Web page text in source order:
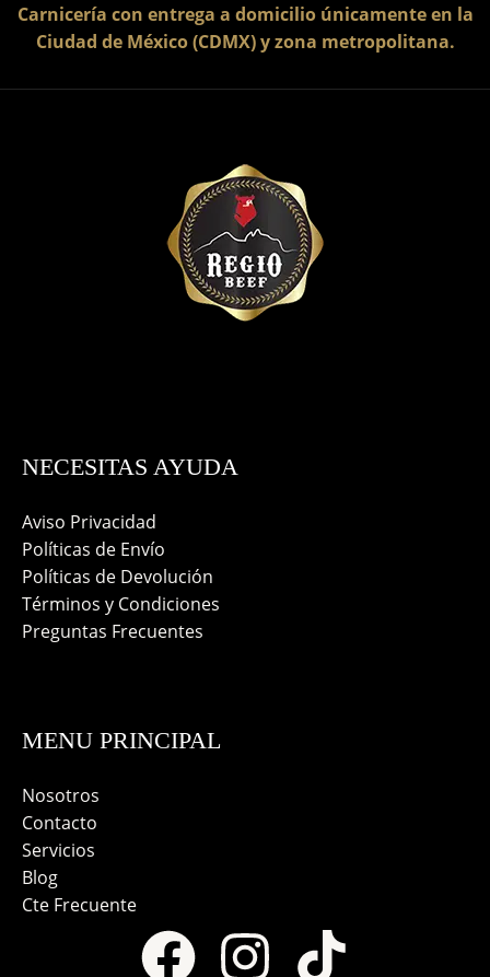
Carnicería con entrega a domicilio únicamente en la
Ciudad de México (CDMX) y zona metropolitana.
NECESITAS AYUDA
Aviso Privacidad
Políticas de Envío
Políticas de Devolución
Términos y Condiciones
Preguntas Frecuentes
MENU PRINCIPAL
Nosotros
Contacto
Servicios
Blog
Cte Frecuente